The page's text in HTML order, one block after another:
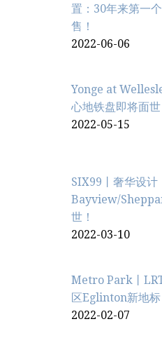
置：30年来第一
售！
2022-06-06
Yonge at
心地铁盘即将面
2022-05-15
SIX99丨奢华设计
Bayview/
世！
2022-03-10
Metro Park丨
区Eglinton新地标
2022-02-07